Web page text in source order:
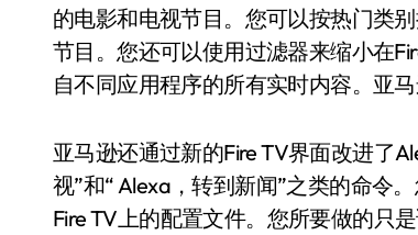
的电影和电视节目。您可以按热门类
节目。您还可以使用过滤器来缩小在
自不同应用程序的所有实时内容。亚
亚马逊还通过新的Fire TV界面改进了
视”和“ Alexa，转到新闻”之类的命令
Fire TV上的配置文件。您所要做的只